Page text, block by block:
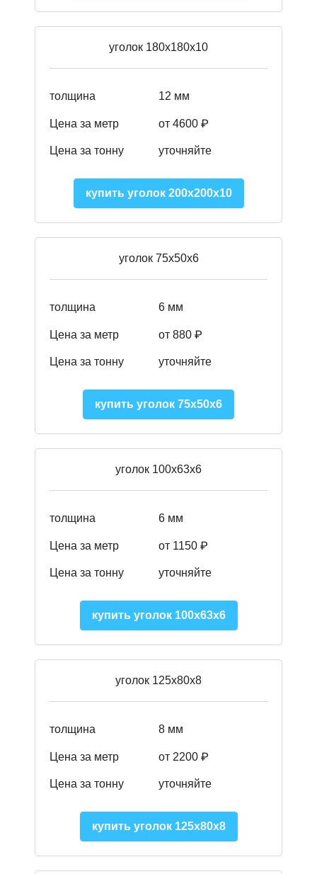
уголок 180х180х10
толщина 12 мм
Цена за метр от 4600 ₽
Цена за тонну уточняйте
купить уголок 200х200х10
уголок 75х50х6
толщина 6 мм
Цена за метр от 880 ₽
Цена за тонну уточняйте
купить уголок 75х50х6
уголок 100х63х6
толщина 6 мм
Цена за метр от 1150 ₽
Цена за тонну уточняйте
купить уголок 100х63х6
уголок 125х80х8
толщина 8 мм
Цена за метр от 2200 ₽
Цена за тонну уточняйте
купить уголок 125х80х8